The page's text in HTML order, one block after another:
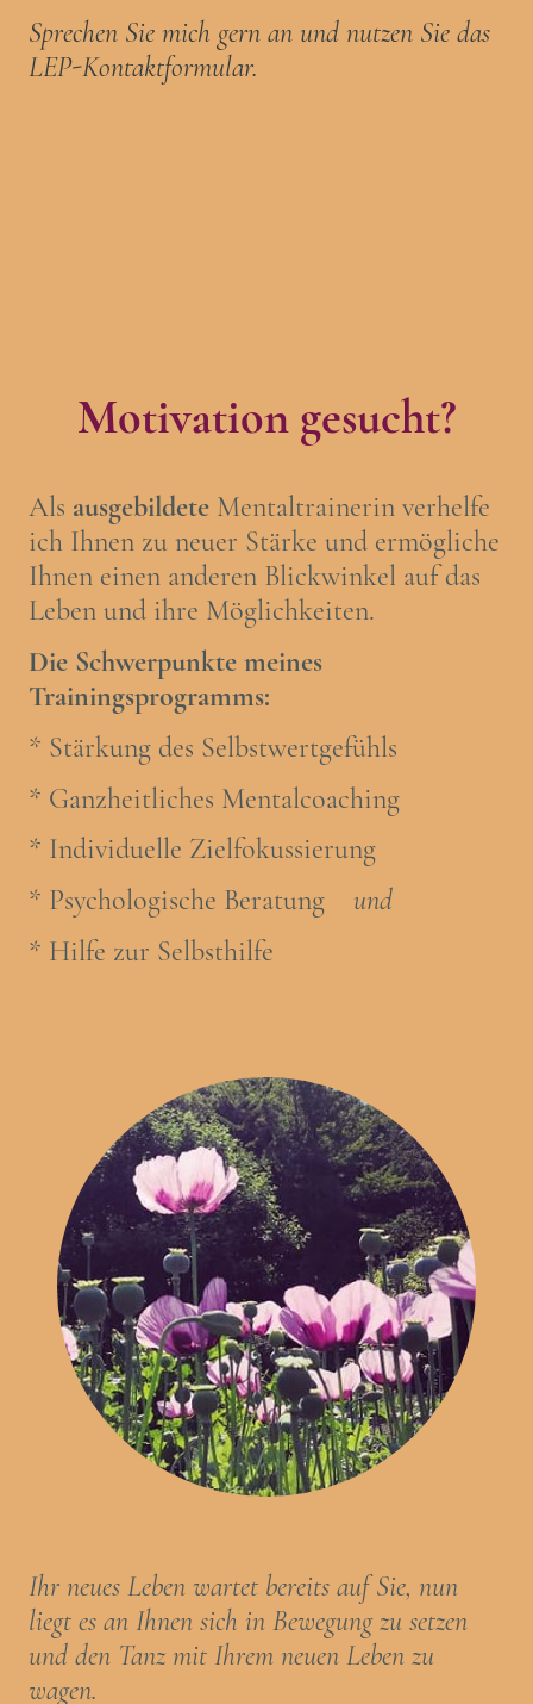
Sprechen Sie mich gern an und nutzen Sie das
LEP-Kontaktformular.
Motivation gesucht?
Als ausgebildete Mentaltrainerin verhelfe
ich Ihnen zu neuer Stärke und ermögliche
Ihnen einen anderen Blickwinkel auf das
Leben und ihre Möglichkeiten.
Die Schwerpunkte meines
Trainingsprogramms:
* Stärkung des Selbstwertgefühls
* Ganzheitliches Mentalcoaching
* Individuelle Zielfokussierung
* Psychologische Beratung
und
* Hilfe zur Selbsthilfe
Ihr neues Leben wartet bereits auf Sie, nun
liegt es an Ihnen sich in Bewegung zu setzen
und den Tanz mit Ihrem neuen Leben zu
wagen.